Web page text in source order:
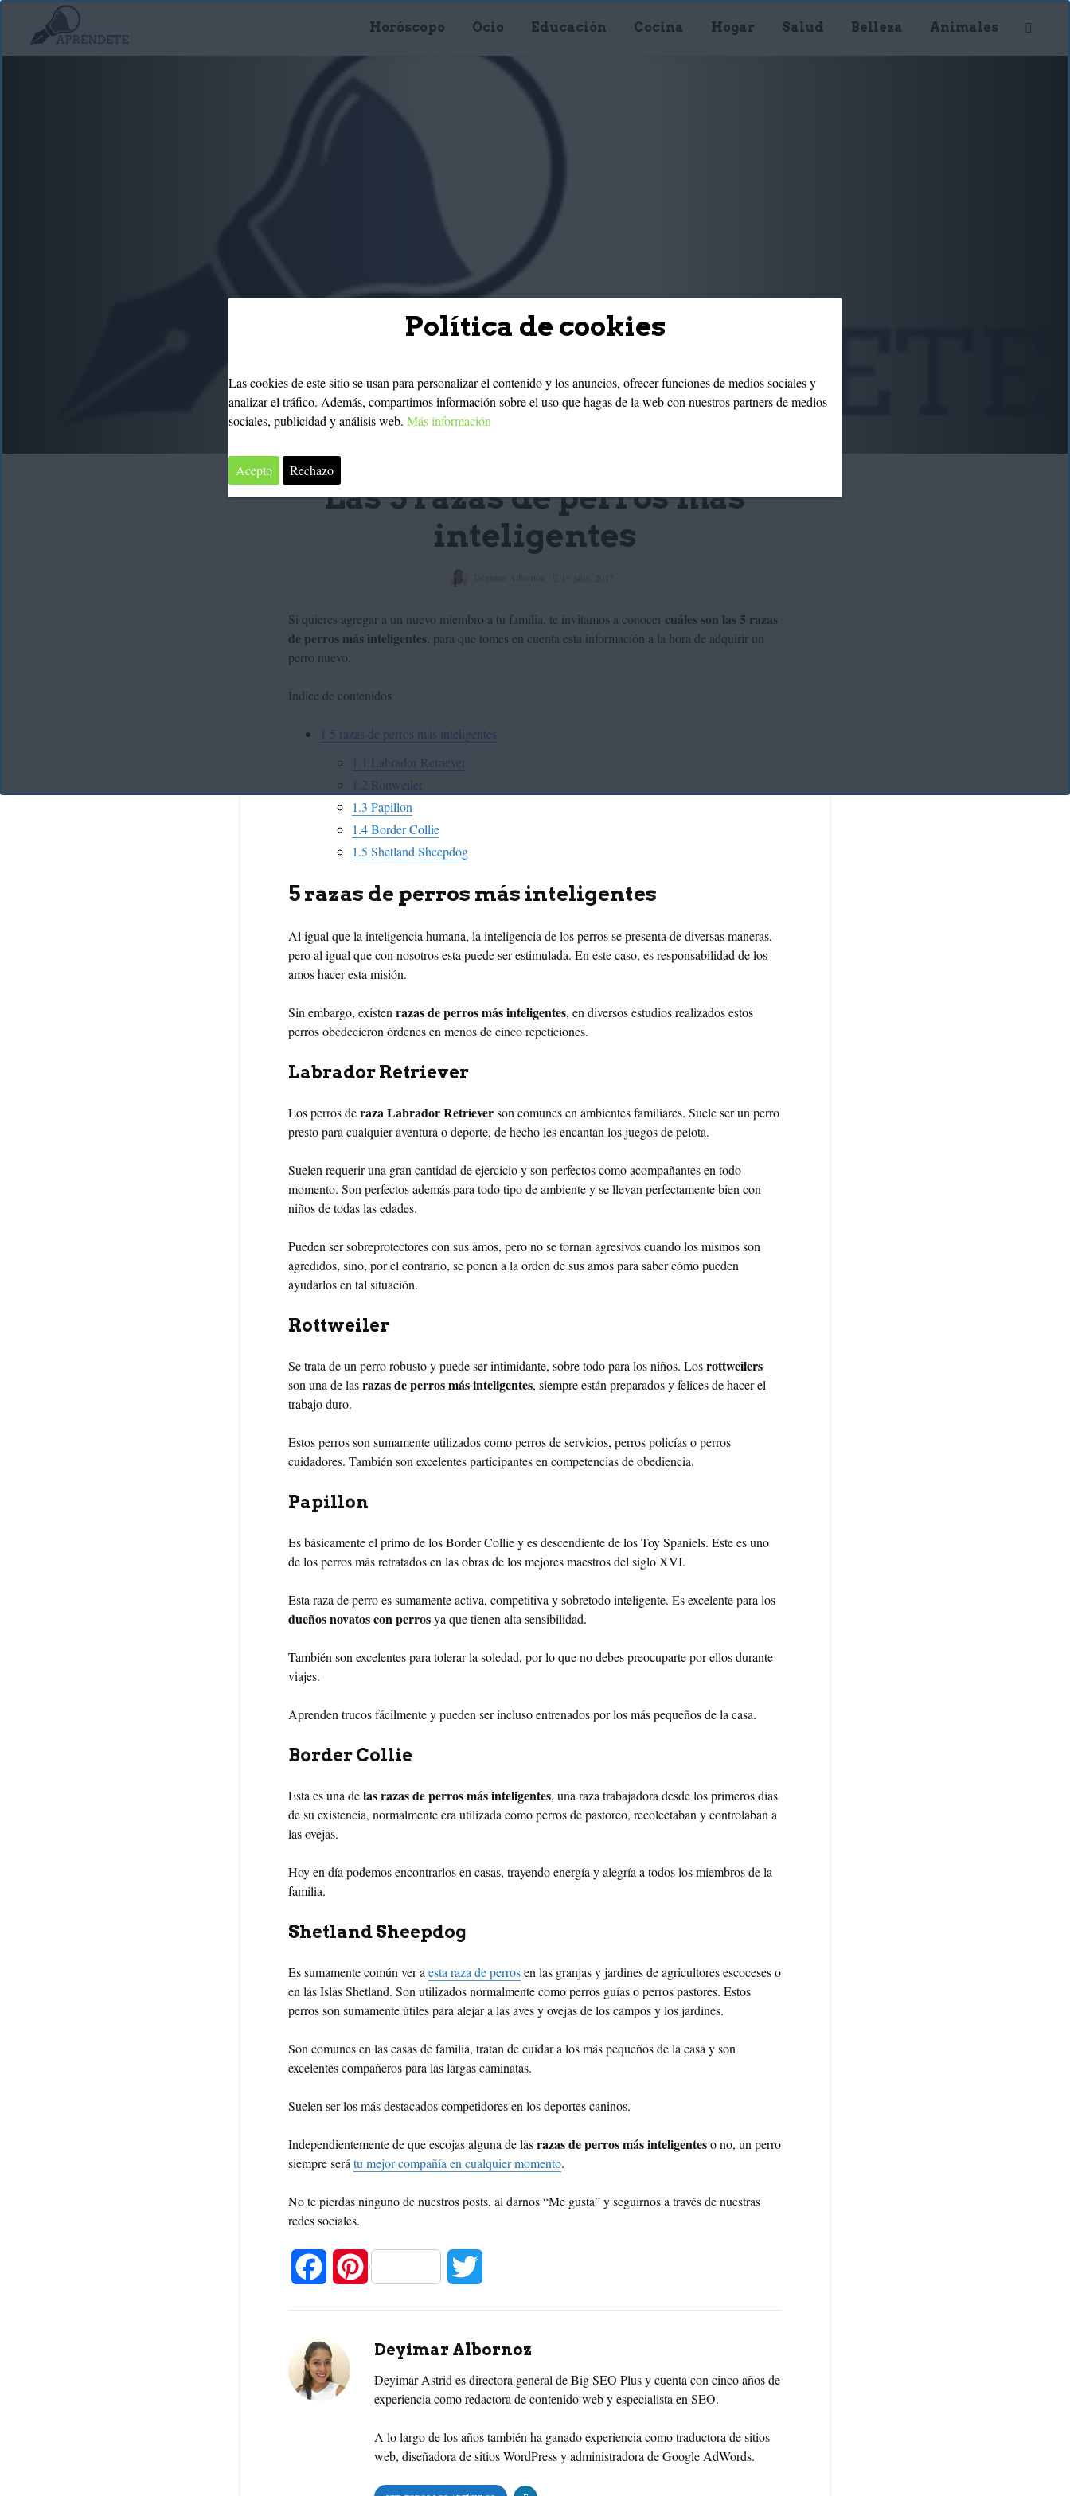
Horóscopo Ocio Educación Cocina Hogar Salud Belleza Animales
Las 5 razas de perros más
inteligentes
Si quieres agregar a un nuevo miembro a tu familia, te invitamos a conocer cuáles son las 5 razas
de perros más inteligentes, para que tomes en cuenta esta información a la hora de adquirir un
perro nuevo.
Índice de contenidos
1 5 razas de perros más inteligentes
1.1 Labrador Retriever
1.2 Rottweiler
1.3 Papillon
1.4Border Collie
1.5 Shetland Sheepdog
5 razas de perros más inteligentes
Al igual que la inteligencia humana, la inteligencia de los perros se presenta de diversas maneras,
pero al igual que con nosotros esta puede ser estimulada. En este caso, es responsabilidad de los
amos hacer esta misión.
Sin embargo, existenrazas de perros más inteligentes, en diversos estudios realizados estos
perros obedecieron órdenes en menos de cinco repeticiones.
Labrador Retriever
Los perros deraza Labrador Retrieverson comunes en ambientes familiares. Suele ser un perro
presto para cualquier aventura o deporte, de hecho les encantan los juegos de pelota.
Suelen requerir una gran cantidad de ejercicio y son perfectos como acompañantes en todo
momento. Son perfectos además para todo tipo de ambiente y se llevan perfectamente bien con
niños de todas las edades.
Pueden ser sobreprotectores con sus amos, pero no se tornan agresivos cuando los mismos son
agredidos, sino, por el contrario, se ponen a la orden de sus amos para saber cómo pueden
ayudarlos en tal situación.
Rottweiler
Se trata de un perro robusto y puede ser intimidante, sobre todo para los niños. Losrottweilers
son una de lasrazas de perros más inteligentes, siempre están preparados y felices de hacer el
trabajo duro.
Estos perros son sumamente utilizados como perros de servicios, perros policías o perros
cuidadores. También son excelentes participantes en competencias de obediencia.
Papillon
Es básicamente el primo de los Border Collie y es descendiente de los Toy Spaniels. Este es uno
de los perros más retratados en las obras de los mejores maestros del siglo XVI.
Esta raza de perro es sumamente activa, competitiva y sobretodo inteligente. Es excelente para los
dueños novatos con perrosya que tienen alta sensibilidad.
También son excelentes para tolerar la soledad, por lo que no debes preocuparte por ellos durante
viajes.
Aprenden trucos fácilmente y pueden ser incluso entrenados por los más pequeños de la casa.
Border Collie
Esta es una delas razas de perros más inteligentes, una raza trabajadora desde los primeros días
de su existencia, normalmente era utilizada como perros de pastoreo, recolectaban y controlaban a
las ovejas.
Hoy en día podemos encontrarlos en casas, trayendo energía y alegría a todos los miembros de la
familia.
Shetland Sheepdog
Es sumamente común ver aesta raza de perrosen las granjas y jardines de agricultores escoceses o
en las Islas Shetland. Son utilizados normalmente como perros guías o perros pastores. Estos
perros son sumamente útiles para alejar a las aves y ovejas de los campos y los jardines.
Son comunes en las casas de familia, tratan de cuidar a los más pequeños de la casa y son
excelentes compañeros para las largas caminatas.
Suelen ser los más destacados competidores en los deportes caninos.
Independientemente de que escojas alguna de lasrazas de perros más inteligenteso no, un perro
siempre serátu mejor compañía en cualquier momento.
No te pierdas ninguno de nuestros posts, al darnos “Me gusta” y seguirnos a través de nuestras
redes sociales.
e
P
t
e
Deyimar Albornoz
Deyimar Astrid es directora general de Big SEO Plus y cuenta con cinco años de
experiencia como redactora de contenido web y especialista en SEO.
A lo largo de los años también ha ganado experiencia como traductora de sitios
web, diseñadora de sitios WordPress y administradora de Google AdWords.
Política de cookies
Las cookies de este sitio se usan para personalizar el contenido y los anuncios, ofrecer funciones de medios sociales y
analizar el tráfico. Además, compartimos información sobre el uso que hagas de la web con nuestros partners de medios
sociales, publicidad y análisis web. Más información
Acepto Rechazo